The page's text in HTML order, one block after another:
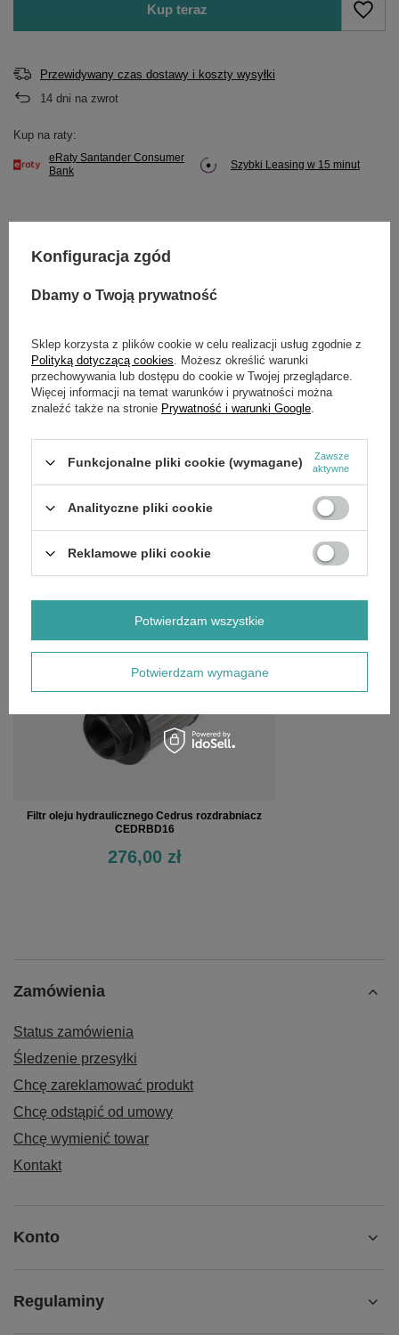
Kup teraz
Przewidywany czas dostawy i koszty wysyłki
14 dni na zwrot
Kup na raty:
eRaty Santander Consumer
Bank
Szybki Leasing w 15 minut
Potrzebujesz pomocy? Masz pytania?
Zadaj pytanie a my odpowiemy niezwłocznie,
najciekawsze pytania i odpowiedzi publikując
SZCZEGÓŁOWE DANE
Marka Cedrus
680416
Filtr oleju hydraulicznego Cedrus rozdrabniacz
CEDRBD16
276,00 zł
Zamówienia
Status zamówienia
Śledzenie przesyłki
Chcę zareklamować produkt
Chcę odstąpić od umowy
Chcę wymienić towar
Kontakt
Konto
Regulaminy
Konfiguracja zgód
Dbamy o Twoją prywatność
Sklep korzysta z plików cookie w celu realizacji usług zgodnie z
Polityką dotyczącą cookies . Możesz określić warunki
przechowywania lub dostępu do cookie w Twojej przeglądarce.
Więcej informacji na temat warunków i prywatności można
znaleźć także na stronie Prywatność i warunki Google
Funkcjonalne pliki cookie (wymagane)
Zawsze
aktywne
Analityczne pliki cookie
Reklamowe pliki cookie
Potwierdzam wymagane
Potwierdzam wszystkie